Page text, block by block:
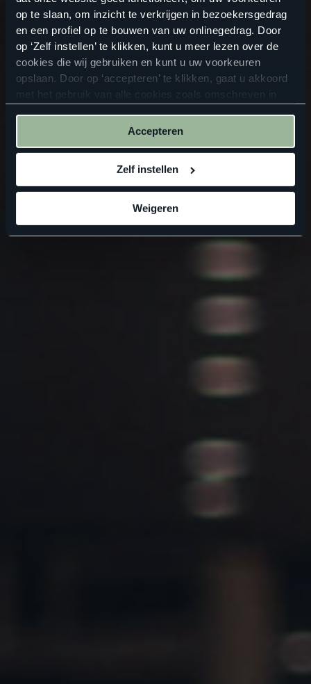
op te slaan, om inzicht te verkrijgen in bezoekersgedrag
en een profiel op te bouwen van uw onlinegedrag. Door
op ‘Zelf instellen’ te klikken, kunt u meer lezen over de
cookies die wij gebruiken en kunt u uw voorkeuren
opslaan. Door op ‘accepteren’ te klikken, gaat u akkoord
met het gebruik van alle cookies zoals omschreven in
Accepteren
Zelf instellen
Weigeren